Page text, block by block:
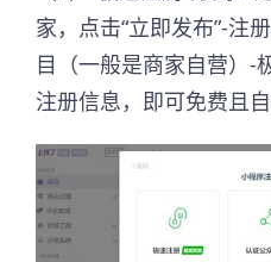
家，点击“立即发布”-注
目（一般是商家自营）-
注册信息，即可免费且